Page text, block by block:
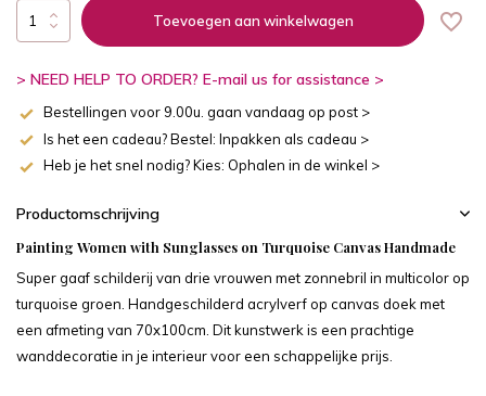
Toevoegen aan winkelwagen
> NEED HELP TO ORDER? E-mail us for assistance >
Bestellingen voor 9.00u. gaan vandaag op post >
Is het een cadeau? Bestel: Inpakken als cadeau >
Heb je het snel nodig? Kies: Ophalen in de winkel >
Productomschrijving
Painting Women with Sunglasses on Turquoise Canvas Handmade
Super gaaf schilderij van drie vrouwen met zonnebril in multicolor op
turquoise groen. Handgeschilderd acrylverf op canvas doek met
een afmeting van 70x100cm. Dit kunstwerk is een prachtige
wanddecoratie in je interieur voor een schappelijke prijs.